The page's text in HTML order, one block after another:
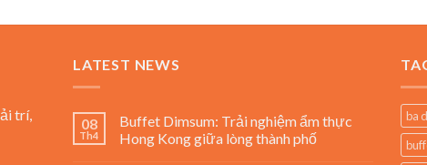
trí,
LATEST NEWS
08
Th4
Buffet Dimsum: Trải nghiệm ẩm thực
Hong Kong giữa lòng thành phố
ba